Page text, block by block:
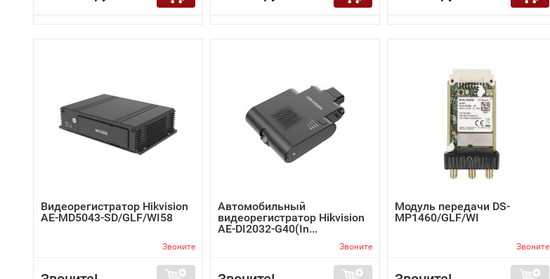
Видеорегистратор Hikvision
AE-MD5043-SD/GLF/WI58
Звоните
Автомобильный
видеорегистратор Hikvision
AE-DI2032-G40(In...
Звоните
Модуль передачи DS-
MP1460/GLF/WI
Звоните